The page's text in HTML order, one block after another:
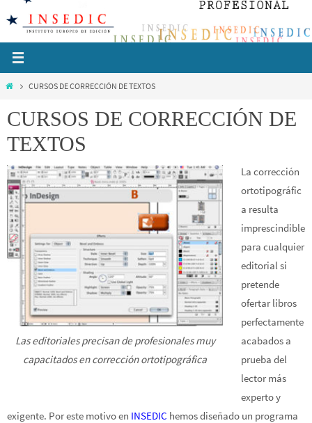
contenido
InicioCURSOS DE CORRECCIÓN DE TEXTOS
CURSOS DE CORRECCIÓN DE
TEXTOS
Las editoriales precisan de profesionales muy
capacitados en corrección ortotipográfica
La corrección
ortotipográfic
a resulta
imprescindible
para cualquier
editorial si
pretende
ofertar libros
perfectamente
acabados a
prueba del
lector más
experto y
exigente. Por este motivo en INSEDIC hemos diseñado un programa